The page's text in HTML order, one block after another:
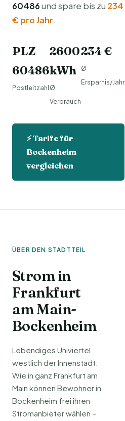
60486und spare bis zu 234
€ pro Jahr.
PLZ
60486
Postleitzahl
2600
kWh
Ø
Verbrauch
234 €
Ø
Ersparnis/Jahr
⚡ Tarife für
Bockenheim
vergleichen
ÜBER DEN STADTTEIL
Strom in
Frankfurt
am Main-
Bockenheim
Lebendiges Univiertel
westlich der Innenstadt.
Wie in ganz Frankfurt am
Main können Bewohner in
Bockenheim frei ihren
Stromanbieter wählen –